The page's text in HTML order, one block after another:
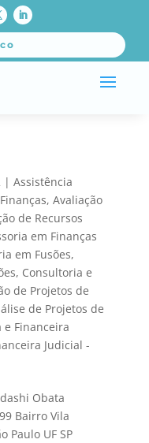
| Assistência
, Avaliação
de Recursos
em Finanças
em Fusões,
, Consultoria e
de Projetos de
de Projetos de
e Financeira
Judicial -
Obata
Bairro Vila
Paulo UF SP